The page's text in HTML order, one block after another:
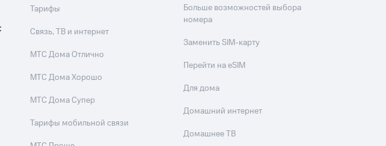
Тарифы
Связь, ТВ и интернет
МТС Дома Отлично
МТС Дома Хорошо
МТС Дома Супер
Тарифы мобильной связи
Больше возможностей выбора
номера
Заменить SIM-карту
Перейти на eSIM
Для дома
Домашний интернет
Домашнее ТВ